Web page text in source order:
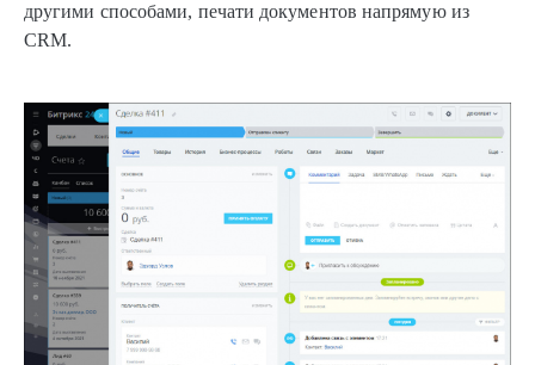
другими способами, печати документов напрямую из
CRM.